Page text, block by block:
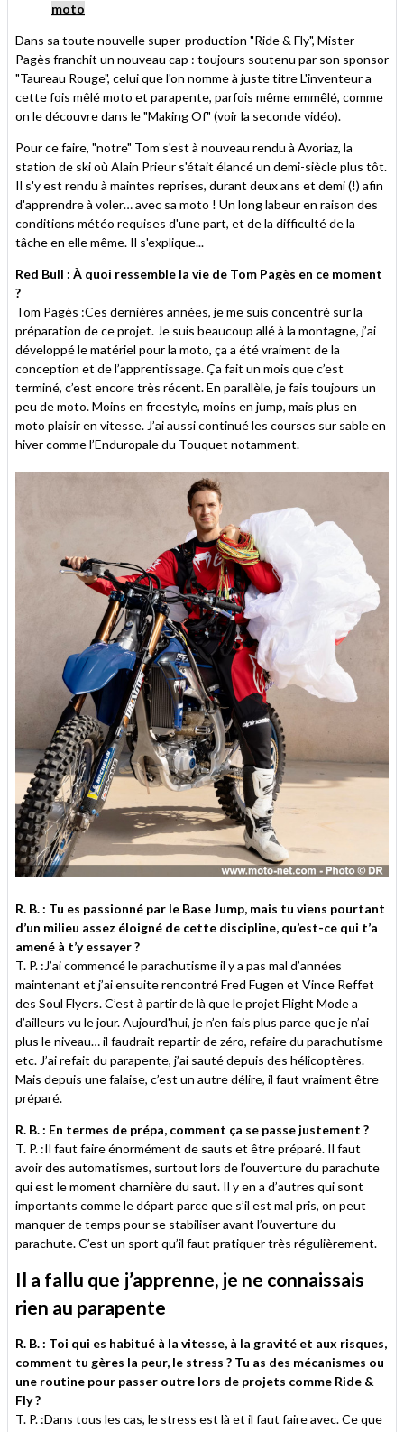
moto
Dans sa toute nouvelle super-production "Ride & Fly", Mister
Pagès franchit un nouveau cap : toujours soutenu par son sponsor
"Taureau Rouge", celui que l'on nomme à juste titre L'inventeur a
cette fois mêlé moto et parapente, parfois même emmêlé, comme
on le découvre dans le "Making Of" (voir la seconde vidéo).
Pour ce faire, "notre" Tom s'est à nouveau rendu à Avoriaz, la
station de ski où Alain Prieur s'était élancé un demi-siècle plus tôt.
Il s'y est rendu à maintes reprises, durant deux ans et demi (!) afin
d'apprendre à voler… avec sa moto ! Un long labeur en raison des
conditions météo requises d'une part, et de la difficulté de la
tâche en elle même. Il s'explique...
Red Bull : À quoi ressemble la vie de Tom Pagès en ce moment
?
Tom Pagès :Ces dernières années, je me suis concentré sur la
préparation de ce projet. Je suis beaucoup allé à la montagne, j’ai
développé le matériel pour la moto, ça a été vraiment de la
conception et de l’apprentissage. Ça fait un mois que c’est
terminé, c’est encore très récent. En parallèle, je fais toujours un
peu de moto. Moins en freestyle, moins en jump, mais plus en
moto plaisir en vitesse. J’ai aussi continué les courses sur sable en
hiver comme l’Enduropale du Touquet notamment.
R. B. : Tu es passionné par le Base Jump, mais tu viens pourtant
d’un milieu assez éloigné de cette discipline, qu’est-ce qui t’a
amené à t’y essayer ?
T. P. :J’ai commencé le parachutisme il y a pas mal d’années
maintenant et j’ai ensuite rencontré Fred Fugen et Vince Reffet
des Soul Flyers. C’est à partir de là que le projet Flight Mode a
d’ailleurs vu le jour. Aujourd'hui, je n’en fais plus parce que je n’ai
plus le niveau… il faudrait repartir de zéro, refaire du parachutisme
etc. J’ai refait du parapente, j’ai sauté depuis des hélicoptères.
Mais depuis une falaise, c’est un autre délire, il faut vraiment être
préparé.
R. B. : En termes de prépa, comment ça se passe justement ?
T. P. :Il faut faire énormément de sauts et être préparé. Il faut
avoir des automatismes, surtout lors de l’ouverture du parachute
qui est le moment charnière du saut. Il y en a d’autres qui sont
importants comme le départ parce que s’il est mal pris, on peut
manquer de temps pour se stabiliser avant l’ouverture du
parachute. C’est un sport qu’il faut pratiquer très régulièrement.
Il a fallu que j’apprenne, je ne connaissais
rien au parapente
R. B. : Toi qui es habitué à la vitesse, à la gravité et aux risques,
comment tu gères la peur, le stress ? Tu as des mécanismes ou
une routine pour passer outre lors de projets comme Ride &
Fly ?
T. P. :Dans tous les cas, le stress est là et il faut faire avec. Ce que